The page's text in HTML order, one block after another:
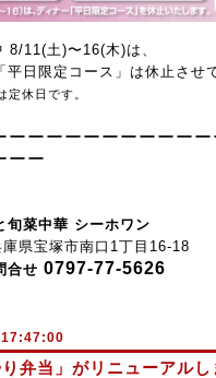
8/11(土)〜16(木)は、
日限定コース」は休止させ
休日です。
ーーーーーーーーーー
ーー
旬菜中華 シーホワン
県宝塚市南口1丁目16-18
合せ 0797-77-5626
り弁当」がリニューアルし